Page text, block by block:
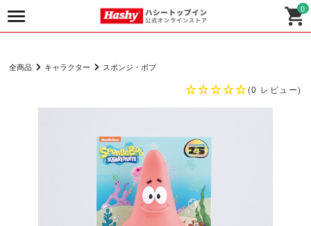
0
全商品 キャラクター スポンジ・ボブ
(0 レビュー)